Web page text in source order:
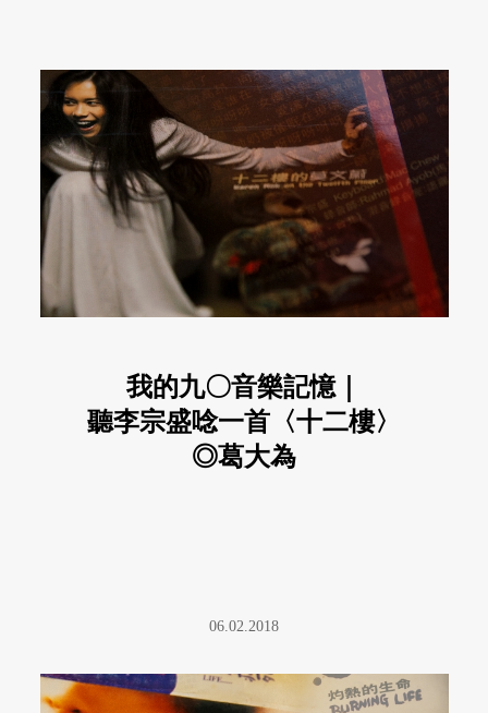
我的九〇音樂記憶｜
聽李宗盛唸一首〈十二樓〉
◎葛大為
06.02.2018